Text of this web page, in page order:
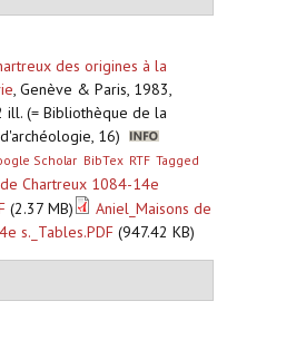
des origines à la
, Genève & Paris, 1983,
ill. (= Bibliothèque de la
16)
Scholar BibTex RTF Tagged
Chartreux 1084-14e
(2.37 MB)
Aniel_Maisons de
s._Tables.PDF (947.42 KB)